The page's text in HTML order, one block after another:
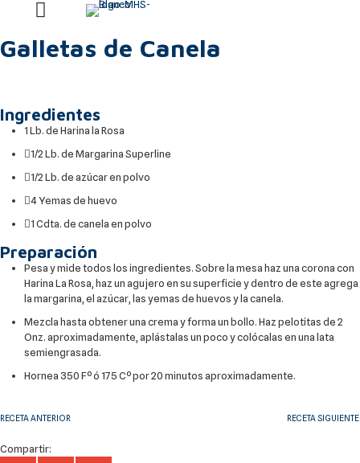
Galletas de Canela
Ingredientes
1 Lb. de Harina la Rosa
1/2 Lb. de Margarina Superline
1/2 Lb. de azúcar en polvo
4 Yemas de huevo
1 Cdta. de canela en polvo
Preparación
Pesa y mide todos los ingredientes. Sobre la mesa haz una corona con
Harina La Rosa, haz un agujero en su superficie y dentro de este agrega
la margarina, el azúcar, las yemas de huevos y la canela.
Mezcla hasta obtener una crema y forma un bollo. Haz pelotitas de 2
Onz. aproximadamente, aplástalas un poco y colócalas en una lata
semiengrasada.
Hornea 350 Fº ó 175 Cº por 20 minutos aproximadamente.
RECETA ANTERIOR RECETA SIGUIENTE
Compartir: